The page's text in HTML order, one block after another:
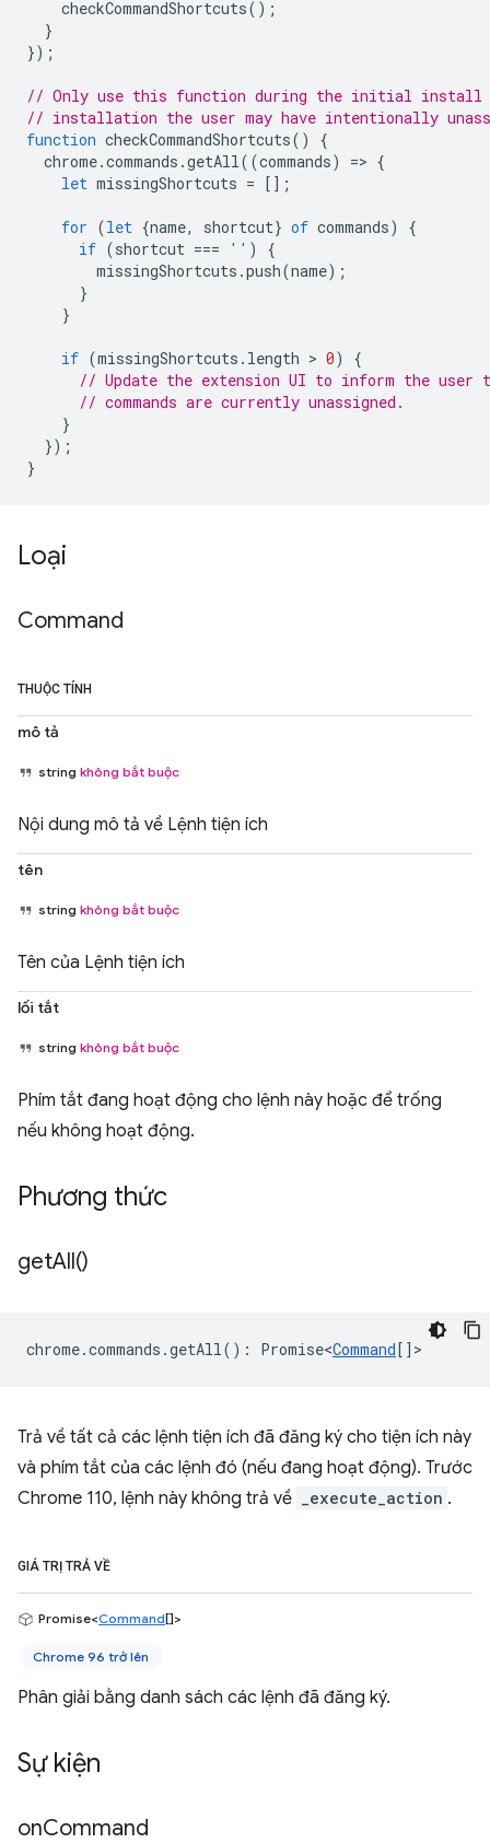
checkCommandShortcuts();
}
});
// Only use this function during the initial install
// installation the user may have intentionally
function checkCommandShortcuts()
{
chrome.commands .getAll((commands) => {
let missingShortcuts = [];
for (let {name, shortcut} of commands)
{
if (shortcut === '' )
{
missingShortcuts .push(name);
}
}
if (missingShortcuts . length > 0)
{
// Update the extension UI to inform the user
// commands are currently unassigned.
}
});
}
Loại
Command
THUỘC TÍNH
mô tả
string không bắt buộc
Nội dung mô tả về Lệnh tiện ích
tên
string không bắt buộc
Tên của Lệnh tiện ích
lối tắt
string không bắt buộc
Phím tắt đang hoạt động cho lệnh này hoặc để trống
nếu không hoạt động.
Phương thức
getAll()
chrome.commands .getAll() : Promise<Command[] >
Trả về tất cả các lệnh tiện ích đã đăng ký cho tiện ích này
và phím tắt của các lệnh đó (nếu đang hoạt động). Trước
Chrome 110, lệnh này không trả về
_execute_action .
GIÁ TRỊ TRẢ VỀ
Promise<Command[]>
Chrome 96 trở lên
Phân giải bằng danh sách các lệnh đã đăng ký.
Sự kiện
onCommand